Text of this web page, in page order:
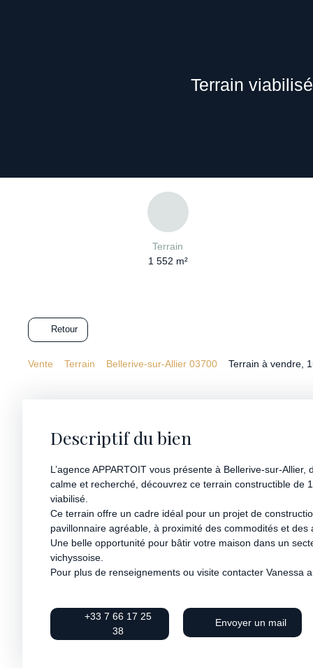
Terrain
Terrain
1 552 m²
Retour
Vente Terrain Bellerive-sur-Allier 03700 Terrain à vendre,
Descriptif du bien
L’agence APPARTOIT vous présente à Bellerive-sur-
calme et recherché, découvrez ce terrain constructible de
viabilisé.
Ce terrain offre un cadre idéal pour un projet de
pavillonnaire agréable, à proximité des commodités et des
Une belle opportunité pour bâtir votre maison dans un
vichyssoise.
Pour plus de renseignements ou visite contacter Vanessa
+33 7 66 17 25
38
Envoyer un mail